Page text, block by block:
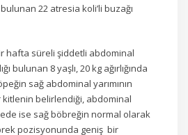
22 atresia koli’li buzağı
hafta süreli şiddetli abdominal
bulunan 8 yaşlı, 20 kg ağırlığında
sağ abdominal yarımının
kitlenin belirlendiği, abdominal
ise sağ böbreğin normal olarak
pozisyonunda geniş bir